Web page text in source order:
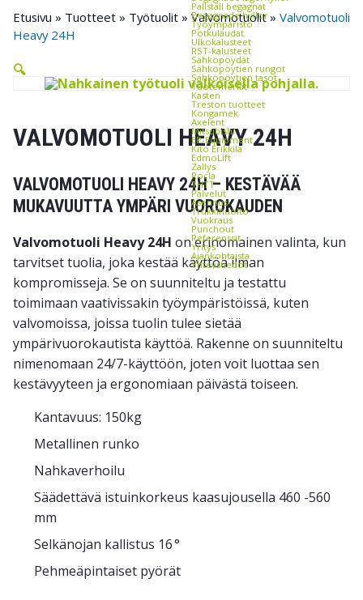
Pallställ begagnat
Begagnade hyllor
Työympäristö
Potkulaudat
Ulkokalusteet
RST-kalusteet
Sähköpöydät
Sähköpöytien rungot
Sähköpöytien tasot
Tuotemerkit
Kasten
Treston tuotteet
Kongamek
Axelent
Mitsubishi
EP-Equipment
Kito Erikkilä
EdmoLift
Zallys
Rocla
THTT
Palvelut
Asennus
Trukkihuolto
Vuokraus
Punchout
Referenssit
Yritys
Ajankohtaista
Yhteystiedot
Etusivu » Tuotteet » Työtuolit » Valvomotuolit» Valvomotuoli
Heavy 24H
🔍
VALVOMOTUOLI HEAVY 24H
VALVOMOTUOLI HEAVY 24H – KESTÄVÄÄ
MUKAVUUTTA YMPÄRI VUOROKAUDEN
Valvomotuoli Heavy 24H on erinomainen valinta, kun
tarvitset tuolia, joka kestää käyttöä ilman
kompromisseja. Se on suunniteltu ja testattu
toimimaan vaativissakin työympäristöissä, kuten
valvomoissa, joissa tuolin tulee sietää
ympärivuorokautista käyttöä. Rakenne on suunniteltu
nimenomaan 24/7-käyttöön, joten voit luottaa sen
kestävyyteen ja ergonomiaan päivästä toiseen.
Kantavuus: 150kg
Metallinen runko
Nahkaverhoilu
Säädettävä istuinkorkeus kaasujousella 460 -560
mm
Selkänojan kallistus 16 °
Pehmeäpintaiset pyörät